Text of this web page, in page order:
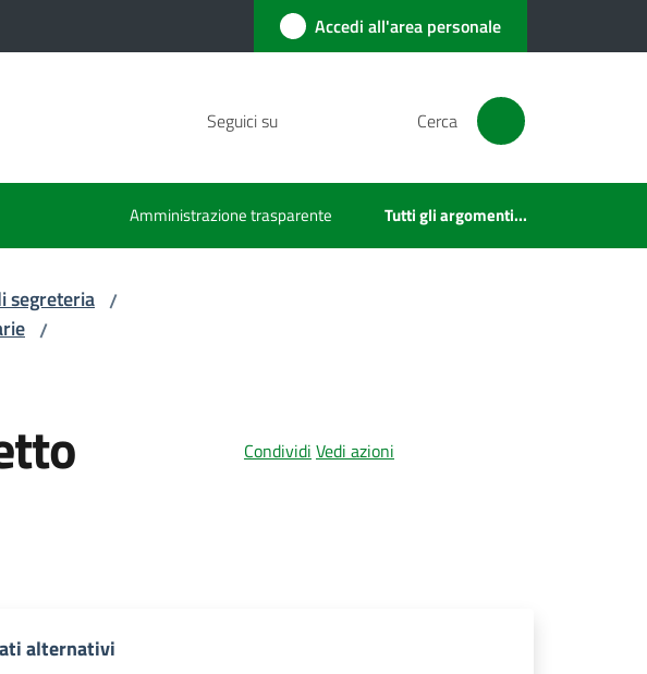
Accedi all'area personale
Seguici su Cerca
Amministrazione trasparente Tutti gli argomenti...
segreteria /
/
Condividi Vedi azioni
alternativi